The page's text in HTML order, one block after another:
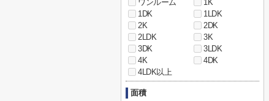
ワンルーム
1K
1DK
1LDK
2K
2DK
2LDK
3K
3DK
3LDK
4K
4DK
4LDK以上
面積